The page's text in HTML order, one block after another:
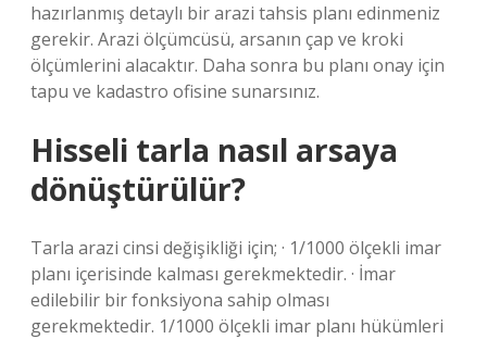
hazırlanmış detaylı bir arazi tahsis planı edinmeniz
gerekir. Arazi ölçümcüsü, arsanın çap ve kroki
ölçümlerini alacaktır. Daha sonra bu planı onay için
tapu ve kadastro ofisine sunarsınız.
Hisseli tarla nasıl arsaya
dönüştürülür?
Tarla arazi cinsi değişikliği için; · 1/1000 ölçekli imar
planı içerisinde kalması gerekmektedir. · İmar
edilebilir bir fonksiyona sahip olması
gerekmektedir. 1/1000 ölçekli imar planı hükümleri